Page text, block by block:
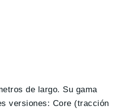
de largo. Su gama
versiones: Core (tracción